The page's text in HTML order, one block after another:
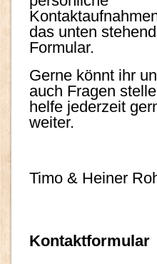
das unten
Formular.
Gerne könnt ihr
auch Fragen
helfe jederzeit
weiter.
Timo & Heiner
Kontaktformular